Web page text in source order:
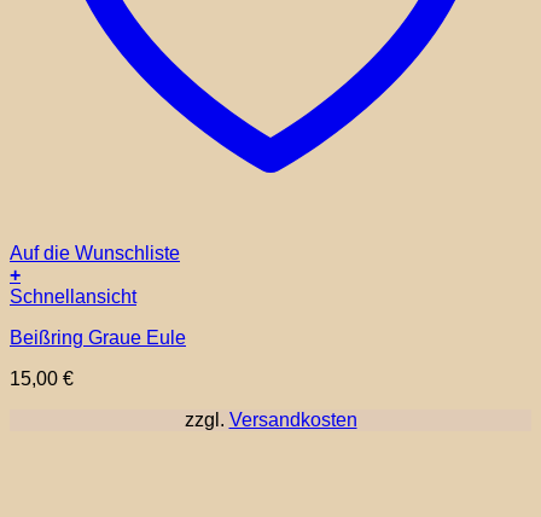
Auf die Wunschliste
+
Schnellansicht
Beißring Graue Eule
15,00 €
zzgl. Versandkosten